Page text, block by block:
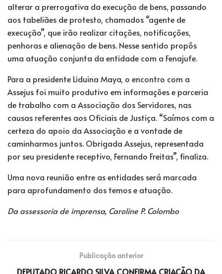
alterar a prerrogativa da execução de bens, passando
aos tabeliães de protesto, chamados “agente de
execução”, que irão realizar citações, notificações,
penhoras e alienação de bens. Nesse sentido propôs
uma atuação conjunta da entidade com a Fenajufe.
Para a presidente Liduina Maya, o encontro com a
Assejus foi muito produtivo em informações e parceria
de trabalho com a Associação dos Servidores, nas
causas referentes aos Oficiais de Justiça. “Saímos com a
certeza do apoio da Associação e a vontade de
caminharmos juntos. Obrigada Assejus, representada
por seu presidente receptivo, Fernando Freitas”, finaliza.
Uma nova reunião entre as entidades será marcada
para aprofundamento dos temos e atuação.
Da assessoria de imprensa, Caroline P. Colombo
Publicação anterior
DEPUTADO RICARDO SILVA CONFIRMA CRIAÇÃO DA